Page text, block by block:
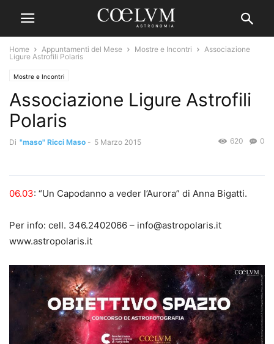
Home Appuntamenti del Mese Mostre e Incontri
Associazione
Ligure Astrofili Polaris
Mostre e Incontri
Associazione Ligure Astrofili
Polaris
Di "maso" Ricci Maso - 5 Marzo 2015 0
620
06.03: “Un Capodanno a veder l’Aurora” di Anna Bigatti.
Per info: cell. 346.2402066 – info@astropolaris.it
www.astropolaris.it